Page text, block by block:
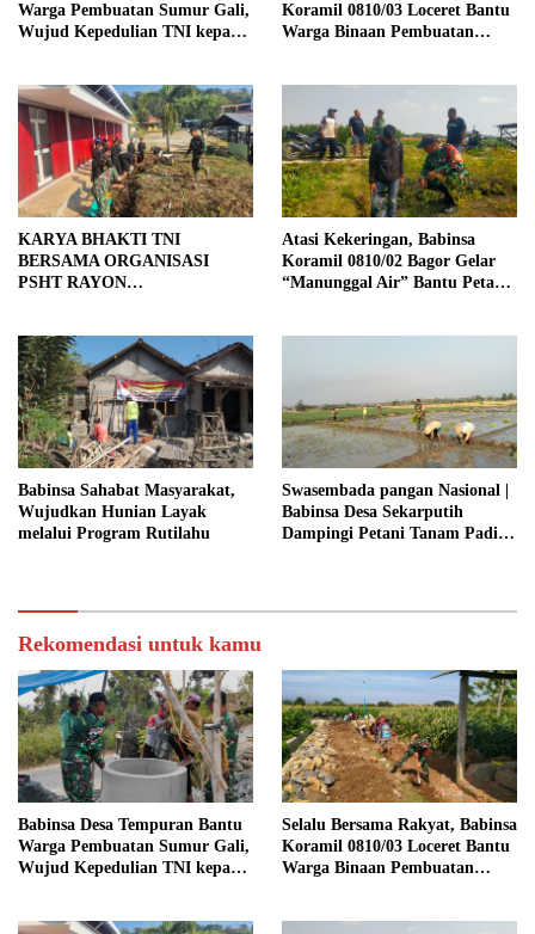
Warga Pembuatan Sumur Gali,
Wujud Kepedulian TNI kepada
Koramil 0810/03 Loceret Bantu
Warga Binaan Pembuatan
KARYA BHAKTI TNI
BERSAMA ORGANISASI
PSHT RAYON
ROYONG DAN
KEMANUNGGALAN TNI-
RAKYAT
Atasi Kekeringan, Babinsa
Koramil 0810/02 Bagor Gelar
“Manunggal Air” Bantu Petani
Babinsa Sahabat Masyarakat,
Wujudkan Hunian Layak
melalui Program Rutilahu
Swasembada pangan Nasional |
Babinsa Desa Sekarputih
Dampingi Petani Tanam Padi,
Rekomendasi untuk kamu
Babinsa Desa Tempuran Bantu
Warga Pembuatan Sumur Gali,
Wujud Kepedulian TNI kepada
Selalu Bersama Rakyat, Babinsa
Koramil 0810/03 Loceret Bantu
Warga Binaan Pembuatan